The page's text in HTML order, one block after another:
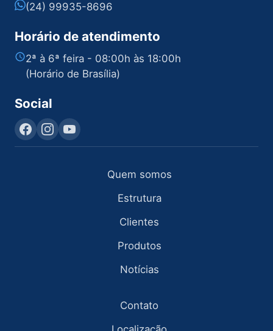
(24) 99935-8696
Horário de atendimento
2ª à 6ª feira - 08:00h às 18:00h
(Horário de Brasília)
Social
Quem somos
Estrutura
Clientes
Produtos
Notícias
Contato